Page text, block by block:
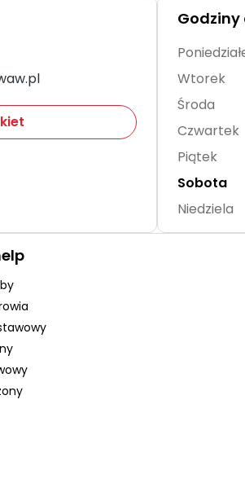
Wtorek
Środa
Czwartek
Piątek
Sobota
Niedziela